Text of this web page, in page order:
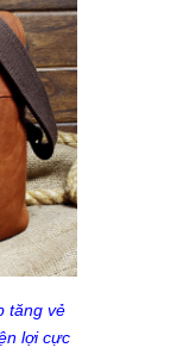
tăng vẻ
lợi cực